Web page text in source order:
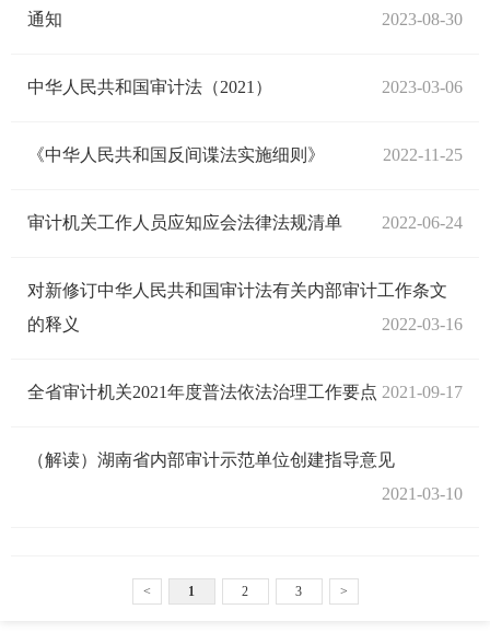
通知
2023-08-30
中华人民共和国审计法（2021） 2023-03-06
《中华人民共和国反间谍法实施细则》 2022-11-25
审计机关工作人员应知应会法律法规清单 2022-06-24
对新修订中华人民共和国审计法有关内部审计工作条文
的释义
2022-03-16
全省审计机关2021年度普法依法治理工作要点 2021-09-17
（解读）湖南省内部审计示范单位创建指导意见
2021-03-10
< 1 2 3 >